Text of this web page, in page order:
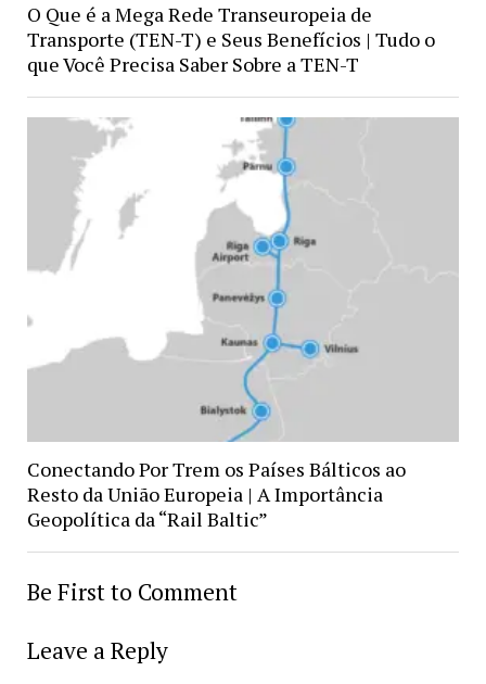
O Que é a Mega Rede Transeuropeia de
Transporte (TEN-T) e Seus Benefícios | Tudo o
que Você Precisa Saber Sobre a TEN-T
Conectando Por Trem os Países Bálticos ao
Resto da União Europeia | A Importância
Geopolítica da “Rail Baltic”
Be First to Comment
Leave a Reply